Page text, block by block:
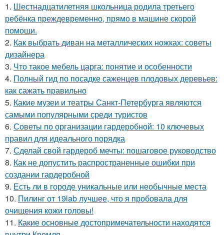
1. Шестнадцатилетняя школьница родила третьего
ребёнка преждевременно, прямо в машине скорой
помощи.
2. Как выбрать диван на металлических ножках: советы
дизайнера
3. Что такое мебель царга: понятие и особенности
4. Полный гид по посадке саженцев плодовых деревьев:
как сажать правильно
5. Какие музеи и театры Санкт-Петербурга являются
самыми популярными среди туристов
6. Советы по организации гардеробной: 10 ключевых
правил для идеального порядка
7. Сделай свой гардероб мечты: пошаговое руководство
8. Как не допустить распространенные ошибки при
создании гардеробной
9. Есть ли в городе уникальные или необычные места
10. Пилинг от 19lab лучшее, что я пробовала для
очищения кожи головы!
11. Какие основные достопримечательности находятся